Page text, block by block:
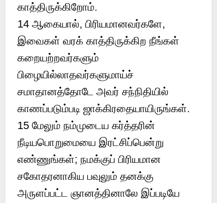
காத்திருக்கிறோம்.
14ஆகையால், பிரியமானவர்களே,
இவைகள் வரக் காத்திருக்கிற நீங்கள்
கறையற்றவர்களும்
பிழையில்லாதவர்களுமாய்ச்
சமாதானத்தோடே அவர் சந்நிதியில்
காணப்படும்படி ஜாக்கிரதையாயிருங்கள்.
15மேலும் நம்முடைய கர்த்தரின்
நீடியபொறுமையை இரட்சிப்பென்று
எண்ணுங்கள்; நமக்குப் பிரியமான
சகோதரனாகிய பவுலும் தனக்கு
அருளப்பட்ட ஞானத்தினாலே இப்படியே